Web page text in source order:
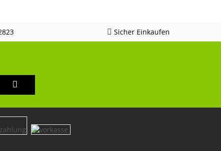
Sicher Einkaufen